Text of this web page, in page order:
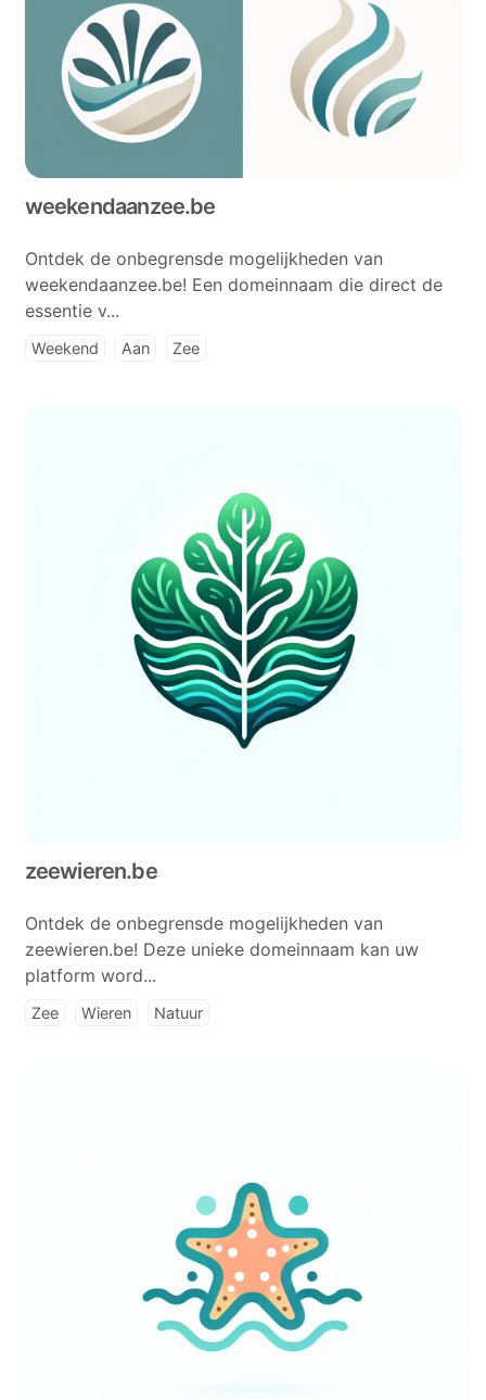
weekendaanzee.be
Ontdek de onbegrensde mogelijkheden van
weekendaanzee.be! Een domeinnaam die direct de
essentie v...
Weekend Aan Zee
zeewieren.be
Ontdek de onbegrensde mogelijkheden van
zeewieren.be! Deze unieke domeinnaam kan uw
platform word...
Zee Wieren Natuur